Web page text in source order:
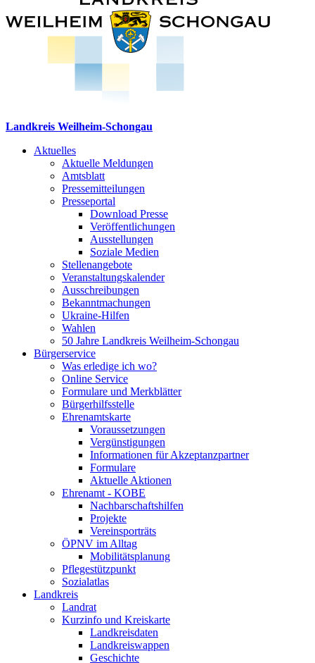
Landkreis Weilheim-Schongau
Aktuelles
Aktuelle Meldungen
Amtsblatt
Pressemitteilungen
Presseportal
Download Presse
Veröffentlichungen
Ausstellungen
Soziale Medien
Stellenangebote
Veranstaltungskalender
Ausschreibungen
Bekanntmachungen
Ukraine-Hilfen
Wahlen
50 Jahre Landkreis Weilheim-Schongau
Bürgerservice
Was erledige ich wo?
Online Service
Formulare und Merkblätter
Bürgerhilfsstelle
Ehrenamtskarte
Voraussetzungen
Vergünstigungen
Informationen für Akzeptanzpartner
Formulare
Aktuelle Aktionen
Ehrenamt - KOBE
Nachbarschaftshilfen
Projekte
Vereinsporträts
ÖPNV im Alltag
Mobilitätsplanung
Pflegestützpunkt
Sozialatlas
Landkreis
Landrat
Kurzinfo und Kreiskarte
Landkreisdaten
Landkreiswappen
Geschichte